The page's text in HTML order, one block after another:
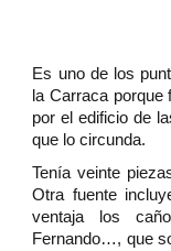
Es uno de los
la Carraca porque
por el edificio de
que lo circunda.
Tenía veinte
Otra fuente
ventaja los
Fernando…, que